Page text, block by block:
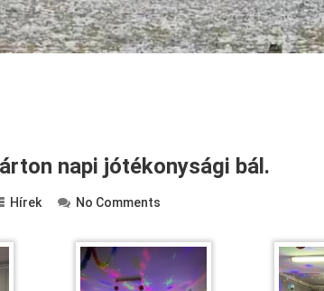
napi jótékonysági bál.
Hírek No Comments